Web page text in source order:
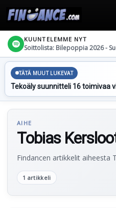
KUUNTELEMME NYT
Soittolista: Bilepoppia 2026 -
TÄTÄ MUUT LUKEVAT
Tekoäly suunnitteli 16 toimivaa
AIHE
Tobias
Findancen artikkelit aiheesta
1 artikkeli